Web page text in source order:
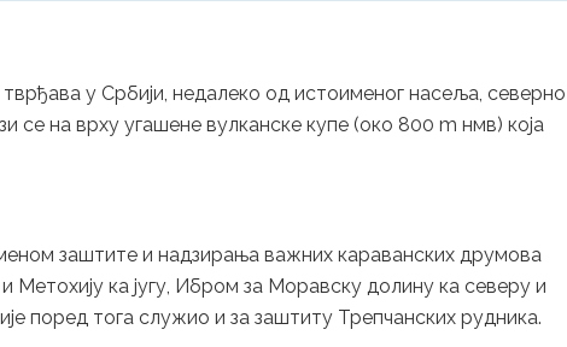
у Србији, недалеко од истоименог насеља, северно
се на врху угашене вулканске купе (око 800 m нмв) која
заштите и надзирања важних караванских друмова
Метохију ка југу, Ибром за Моравску долину ка северу и
поред тога служио и за заштиту Трепчанских рудника.